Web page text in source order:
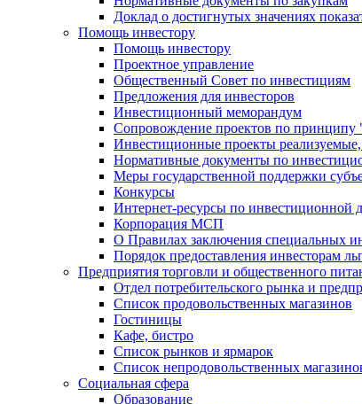
Доклад о достигнутых значениях
Помощь инвестору
Помощь инвестору
Проектное управление
Общественный Совет по инвестициям
Предложения для инвесторов
Инвестиционный меморандум
Сопровождение проектов по принципу
Инвестиционные проекты
Нормативные документы по
Меры государственной поддержки
Конкурсы
Интернет-ресурсы по инвестиционной
Корпорация МСП
О Правилах заключения специальных
Порядок предоставления инвесторам
Предприятия торговли и общественного
Отдел потребительского рынка и
Список продовольственных магазинов
Гостиницы
Кафе, бистро
Cписок рынков и ярмарок
Список непродовольственных
Социальная сфера
Образование